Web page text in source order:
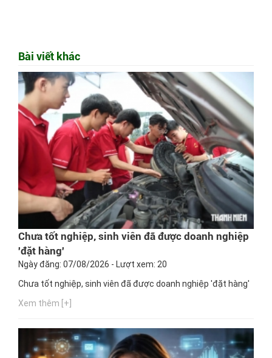
Bài viết khác
Chưa tốt nghiệp, sinh viên đã được doanh nghiệp
'đặt hàng'
Ngày đăng: 07/08/2026 - Lượt xem: 20
Chưa tốt nghiệp, sinh viên đã được doanh nghiệp 'đặt hàng'
Xem thêm [+]